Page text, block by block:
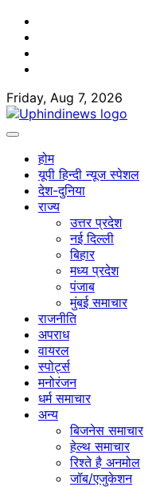
Skip
content
Friday, Aug 7, 2026
होम
यूपी हिन्दी न्यूज स्पेशल
देश-दुनिया
राज्य
उत्तर प्रदेश
नई दिल्ली
बिहार
मध्य प्रदेश
पंजाब
मुंबई समाचार
राजनीति
अपराध
वायरल
स्पोर्ट्स
मनोरंजन
धर्म समाचार
अन्य
बिजनेस समाचार
हेल्थ समाचार
रिश्ते है अनमोल
जॉब/एजुकेशन